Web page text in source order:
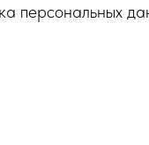
персональных